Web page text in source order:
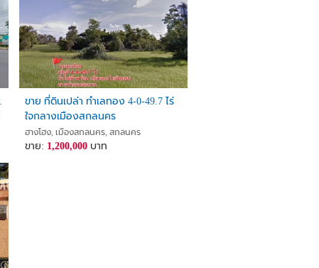
ขาย ที่ดินเปล่า ทำเลทอง 4-0-49.7 ไร่
ใจกลางเมืองสกลนคร
ฮางโฮง, เมืองสกลนคร, สกลนคร
ขาย: 1,200,000 บาท